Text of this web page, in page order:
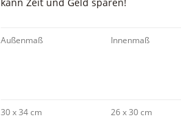
Außenmaß Innenmaß
30 x 34 cm 26 x 30 cm